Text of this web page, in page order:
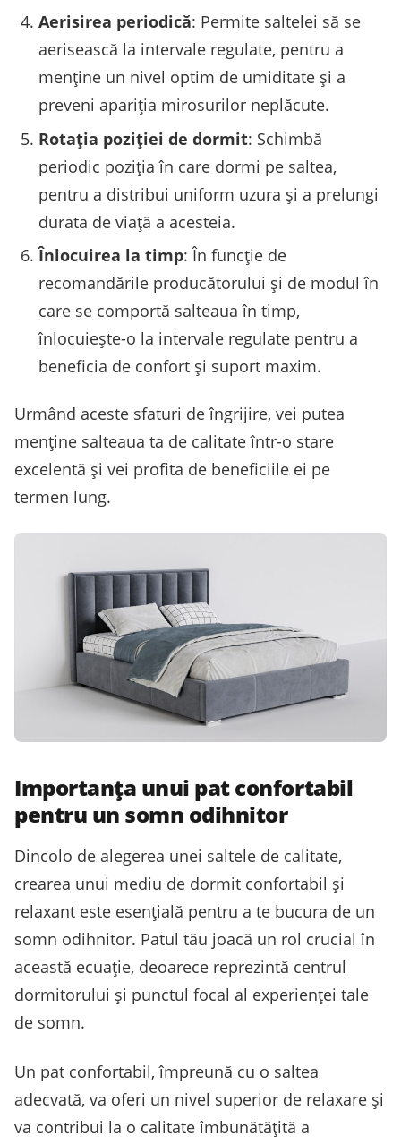
Aerisirea periodică: Permite saltelei să se
aerisească la intervale regulate, pentru a
menține un nivel optim de umiditate și a
preveni apariția mirosurilor neplăcute.
Rotația poziției de dormit: Schimbă
periodic poziția în care dormi pe saltea,
pentru a distribui uniform uzura și a prelungi
durata de viață a acesteia.
Înlocuirea la timp: În funcție de
recomandările producătorului și de modul în
care se comportă salteaua în timp,
înlocuiește-o la intervale regulate pentru a
beneficia de confort și suport maxim.
Urmând aceste sfaturi de îngrijire, vei putea
menține salteaua ta de calitate într-o stare
excelentă și vei profita de beneficiile ei pe
termen lung.
Importanța unui pat confortabil
pentru un somn odihnitor
Dincolo de alegerea unei saltele de calitate,
crearea unui mediu de dormit confortabil și
relaxant este esențială pentru a te bucura de un
somn odihnitor. Patul tău joacă un rol crucial în
această ecuație, deoarece reprezintă centrul
dormitorului și punctul focal al experienței tale
de somn.
Un pat confortabil, împreună cu o saltea
adecvată, va oferi un nivel superior de relaxare și
va contribui la o calitate îmbunătățită a